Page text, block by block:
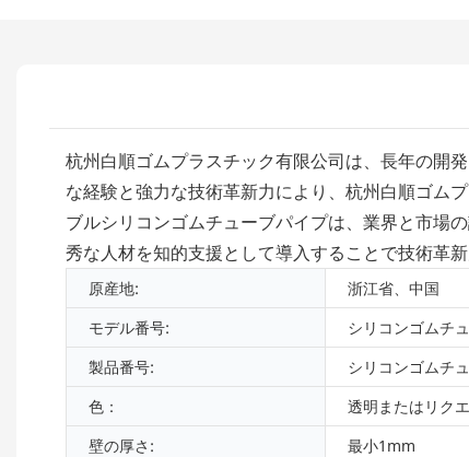
杭州白順ゴムプラスチック有限公司は、長年の開
な経験と強力な技術革新力により、杭州白順ゴム
ブルシリコンゴムチューブパイプは、業界と市場
秀な人材を知的支援として導入することで技術革
原産地: 浙江省、中国
モデル番号:
シリコンゴムチ
製品番号:
シリコンゴムチ
色：
透明またはリク
壁の厚さ:
最小1mm